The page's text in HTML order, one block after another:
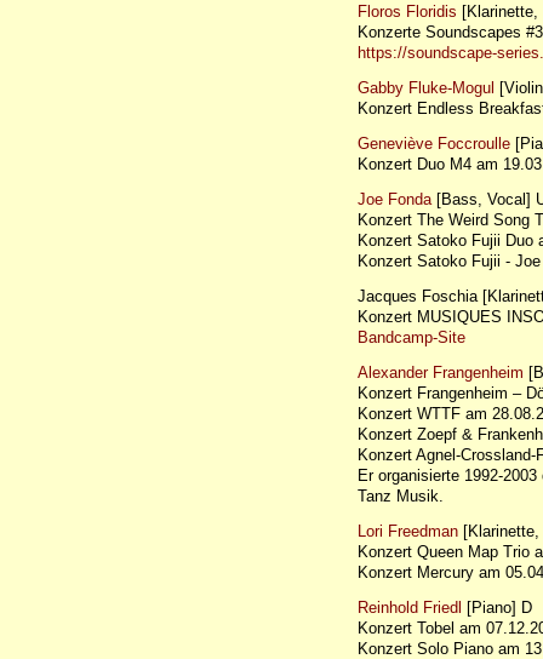
Floros Floridis
Konzerte Soundscapes
https://soundscape-
Gabby Fluke-Mogul
Konzert Endless
Geneviève Foccroulle
Konzert Duo M4 am
Joe Fonda [Bass, Vocal]
Konzert The Weird Song
Konzert Satoko Fujii Duo
Konzert Satoko Fujii -
Jacques Foschia
Konzert MUSIQUES
Bandcamp-Site
Alexander Frangenheim
Konzert Frangenheim –
Konzert WTTF am
Konzert Zoepf &
Konzert Agnel-Crossland-
Er organisierte 1992-
Tanz Musik.
Lori Freedman
Konzert Queen Map Trio
Konzert Mercury am
Reinhold Friedl [Piano] D
Konzert Tobel am
Konzert Solo Piano am